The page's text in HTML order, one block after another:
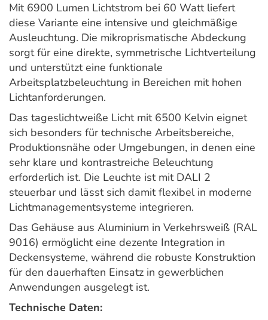
Mit 6900 Lumen Lichtstrom bei 60 Watt liefert
diese Variante eine intensive und gleichmäßige
Ausleuchtung. Die mikroprismatische Abdeckung
sorgt für eine direkte, symmetrische Lichtverteilung
und unterstützt eine funktionale
Arbeitsplatzbeleuchtung in Bereichen mit hohen
Lichtanforderungen.
Das tageslichtweiße Licht mit 6500 Kelvin eignet
sich besonders für technische Arbeitsbereiche,
Produktionsnähe oder Umgebungen, in denen eine
sehr klare und kontrastreiche Beleuchtung
erforderlich ist. Die Leuchte ist mit DALI 2
steuerbar und lässt sich damit flexibel in moderne
Lichtmanagementsysteme integrieren.
Das Gehäuse aus Aluminium in Verkehrsweiß (RAL
9016) ermöglicht eine dezente Integration in
Deckensysteme, während die robuste Konstruktion
für den dauerhaften Einsatz in gewerblichen
Anwendungen ausgelegt ist.
Technische Daten: